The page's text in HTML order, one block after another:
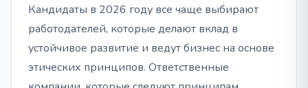
Кандидаты в 2026 году все чаще выбирают
работодателей, которые делают вклад в
устойчивое развитие и ведут бизнес на основе
этических принципов. Ответственные